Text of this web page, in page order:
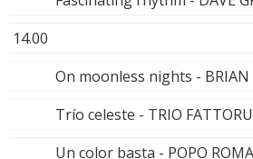
14.00
On moonless nights - BRIAN
Trío celeste - TRIO
Un color basta - POPO